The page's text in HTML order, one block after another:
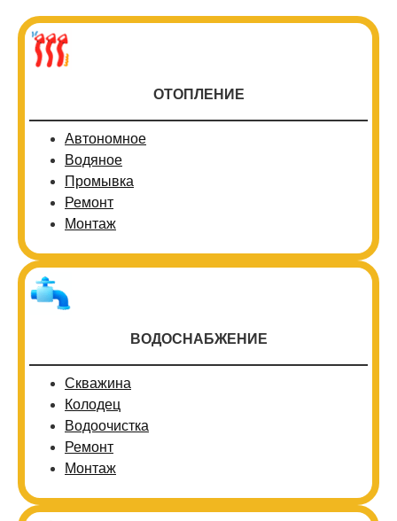
ОТОПЛЕНИЕ
Автономное
Водяное
Промывка
Ремонт
Монтаж
ВОДОСНАБЖЕНИЕ
Скважина
Колодец
Водоочистка
Ремонт
Монтаж